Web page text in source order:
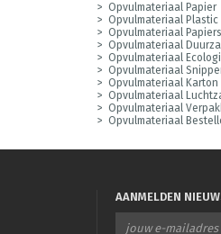
Opvulmateriaal Papier
Opvulmateriaal Plastic
Opvulmateriaal
Opvulmateriaal
Opvulmateriaal
Opvulmateriaal
Opvulmateriaal Karton
Opvulmateriaal
Opvulmateriaal
Opvulmateriaal
AANMELDEN